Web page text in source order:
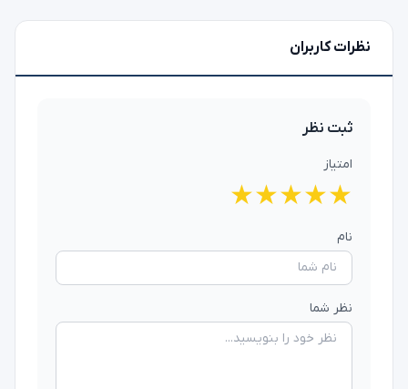
نظرات کاربران
ثبت نظر
امتیاز
★
★
★
★
★
نام
نظر شما